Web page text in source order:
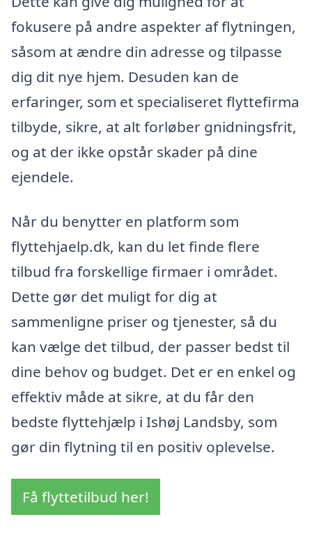
fokusere på andre aspekter af flytningen,
såsom at ændre din adresse og tilpasse
dig dit nye hjem. Desuden kan de
erfaringer, som et specialiseret flyttefirma
tilbyde, sikre, at alt forløber gnidningsfrit,
og at der ikke opstår skader på dine
ejendele.
Når du benytter en platform som
flyttehjaelp.dk, kan du let finde flere
tilbud fra forskellige firmaer i området.
Dette gør det muligt for dig at
sammenligne priser og tjenester, så du
kan vælge det tilbud, der passer bedst til
dine behov og budget. Det er en enkel og
effektiv måde at sikre, at du får den
bedste flyttehjælp i Ishøj Landsby, som
gør din flytning til en positiv oplevelse.
Få flyttetilbud her!